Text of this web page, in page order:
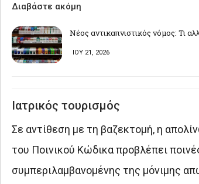
Διαβάστε ακόμη
Νέος αντικαπνιστικός νόμος: Τι
ΙΟΥ 21, 2026
Ιατρικός τουρισμός
Σε αντίθεση με τη βαζεκτομή, η
του Ποινικού Κώδικα προβλέπει
συμπεριλαμβανομένης της μόνιμης